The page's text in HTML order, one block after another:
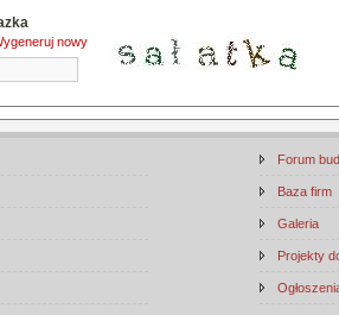
nowy
Forum
Baza firm
Galeria
Projekty